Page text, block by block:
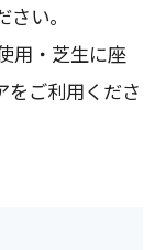
い。
用・芝生に座
をご利用くださ